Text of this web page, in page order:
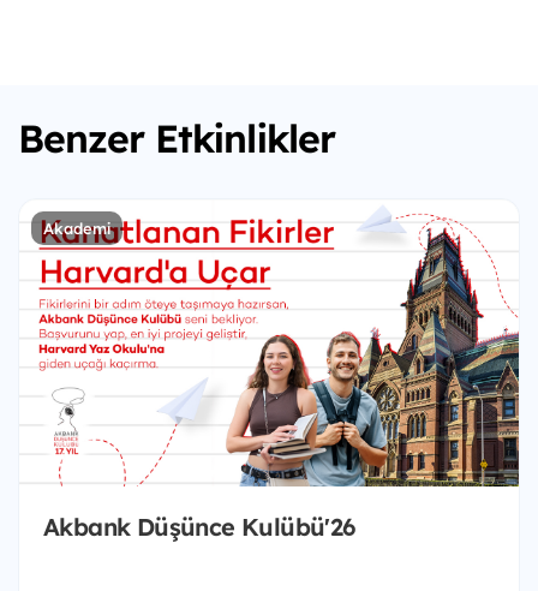
Benzer Etkinlikler
Akademi
Akbank Düşünce Kulübü'26